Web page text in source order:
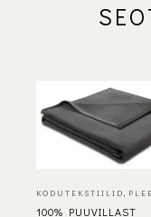
KODUTEKSTIILID
100% PUUVILLAST